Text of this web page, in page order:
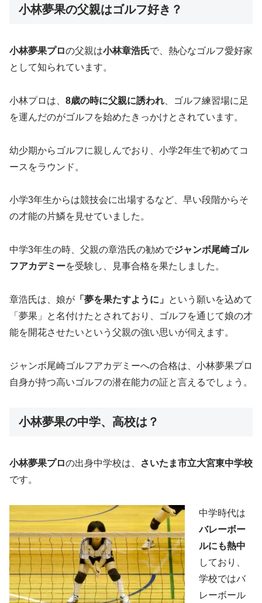
小林夢果の父親はゴルフ好き？
小林夢果プロの父親は小林章浩氏で、熱心なゴルフ愛好家
として知られています。
小林プロは、 8歳の時に父親に誘われ 、ゴルフ練習場に足
を運んだのがゴルフを始めたきっかけとされています。
幼少期からゴルフに親しんでおり、小学2年生で初めてコ
ースをラウンド。
小学3年生からは競技会に出場するなど、早い段階からそ
の才能の片鱗を見せていました。
中学3年生の時、父親の章浩氏の勧めでジャンボ尾崎ゴル
フアカデミーを受験し、見事合格を果たしました。
章浩氏は、娘が 「夢を果たすように」 という願いを込めて
「夢果」と名付けたとされており、ゴルフを通じて娘の才
能を開花させたいという父親の強い思いが伺えます。
ジャンボ尾崎ゴルフアカデミーへの合格は、小林夢果プロ
自身が持つ高いゴルフの潜在能力の証と言えるでしょう。
小林夢果の中学、高校は？
小林夢果プロの出身中学校は、
さいたま市立大宮東中学校
です。
中学時代は
バレーボー
ルにも熱中
しており、
学校ではバ
レーボール